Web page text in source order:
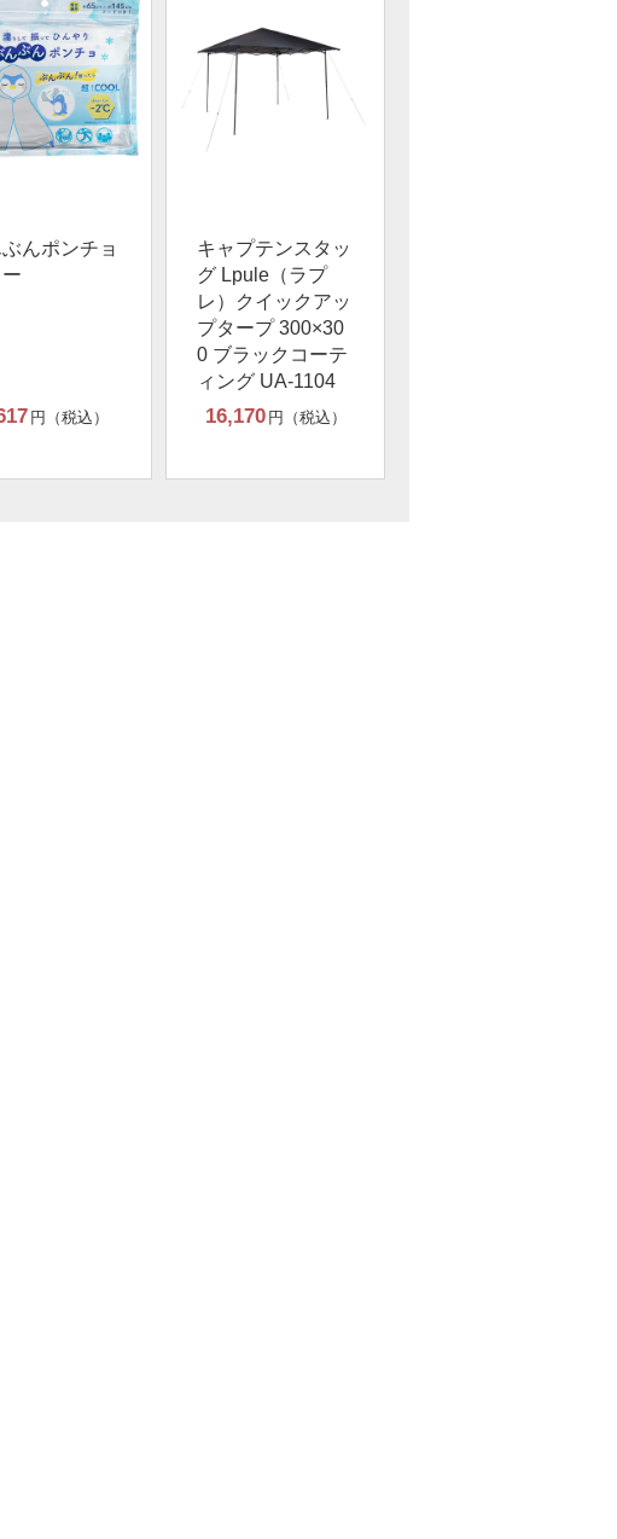
んポンチョ
円（税込）
キャプテンスタッ
グ Lpule（ラプ
レ）クイックアッ
プタープ 300×30
0 ブラックコーテ
ィング UA-1104
16,170 円（税込）